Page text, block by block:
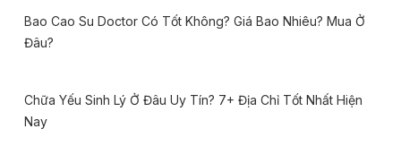
Bao Cao Su Doctor Có Tốt Không? Giá Bao Nhiêu? Mua Ở
Đâu?
Chữa Yếu Sinh Lý Ở Đâu Uy Tín? 7+ Địa Chỉ Tốt Nhất Hiện
Nay